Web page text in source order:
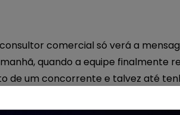
comercial só verá a
quando a equipe finalmente
de um concorrente e talvez até
que parece.